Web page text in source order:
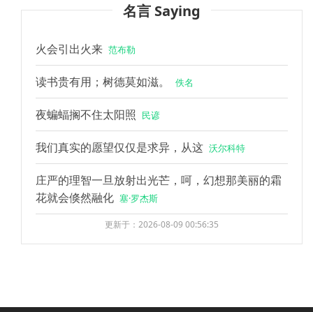
名言 Saying
火会引出火来 范布勒
读书贵有用；树德莫如滋。 佚名
夜蝙蝠搁不住太阳照 民谚
我们真实的愿望仅仅是求异，从这 沃尔科特
庄严的理智一旦放射出光芒，呵，幻想那美丽的霜
花就会倏然融化 塞·罗杰斯
更新于：2026-08-09 00:56:35